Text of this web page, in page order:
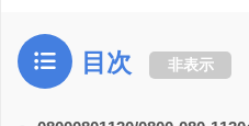
目次 非表示